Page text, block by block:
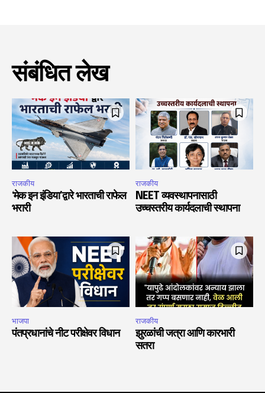
संबंधित लेख
राजकीय
‘मेक इन इंडिया’द्वारे भारताची राफेल
भरारी
राजकीय
NEET व्यवस्थापनासाठी
उच्चस्तरीय कार्यदलाची स्थापना
भाजपा
पंतप्रधानांचे नीट परीक्षेवर विधान
राजकीय
झुरळांची जत्रा आणि कारभारी
सतरा